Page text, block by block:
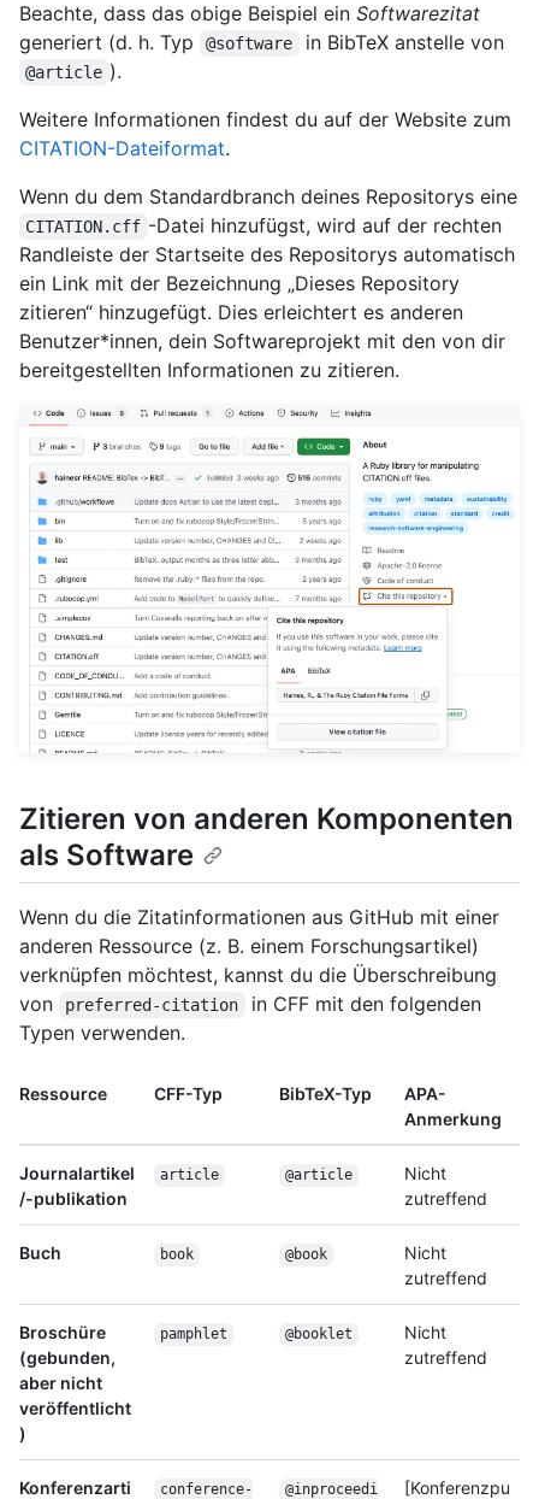
Beachte, dass das obige Beispiel ein Softwarezitat
generiert (d. h. Typ
@software in BibTeX anstelle von
@article ).
Weitere Informationen findest du auf der Website zum
CITATION-Dateiformat.
Wenn du dem Standardbranch deines Repositorys eine
CITATION.cff -Datei hinzufügst, wird auf der rechten
Randleiste der Startseite des Repositorys automatisch
ein Link mit der Bezeichnung „Dieses Repository
zitieren“ hinzugefügt. Dies erleichtert es anderen
Benutzer*innen, dein Softwareprojekt mit den von dir
bereitgestellten Informationen zu zitieren.
Zitieren von anderen Komponenten
als Software
Wenn du die Zitatinformationen aus GitHub mit einer
anderen Ressource (z. B. einem Forschungsartikel)
verknüpfen möchtest, kannst du die Überschreibung
von
preferred-citation
in CFF mit den folgenden
Typen verwenden.
Ressource CFF-Typ BibTeX-Typ
APA-
Anmerkung
Journalartikel
/-publikation
article @article
Nicht
zutreffend
Buch book @book
Nicht
zutreffend
Broschüre
(gebunden,
aber nicht
veröffentlicht
)
pamphlet @booklet
Nicht
zutreffend
Konferenzarti conference- @inproceedi [Konferenzpu